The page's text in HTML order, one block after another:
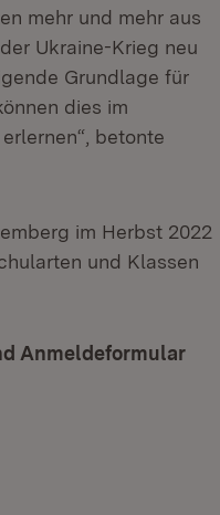
mehr und mehr aus
Ukraine-Krieg neu
Grundlage für
dies im
betonte
im Herbst 2022
und Klassen
Anmeldeformular